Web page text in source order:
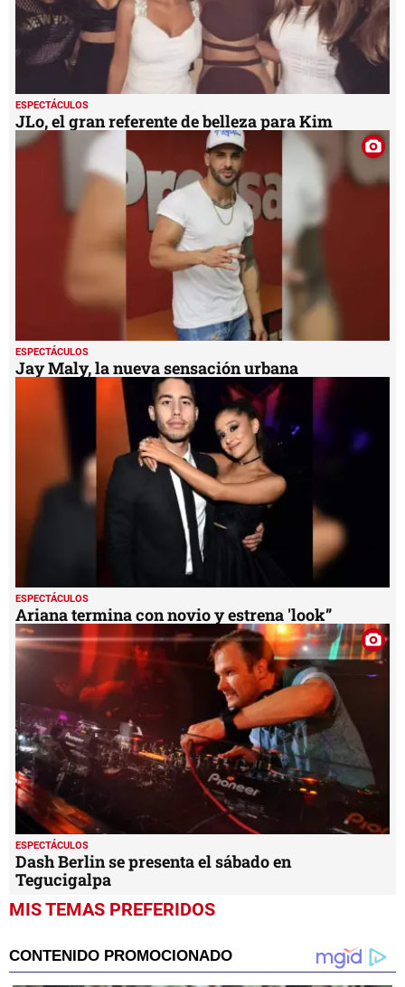
ESPECTÁCULOS
JLo, el gran referente de belleza para Kim
ESPECTÁCULOS
Jay Maly, la nueva sensación urbana
ESPECTÁCULOS
Ariana termina con novio y estrena 'look”
ESPECTÁCULOS
Dash Berlin se presenta el sábado en
Tegucigalpa
MIS TEMAS PREFERIDOS